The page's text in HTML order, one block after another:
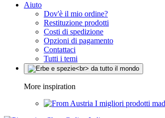
Aiuto
Dov'è il mio ordine?
Restituzione prodotti
Costi di spedizione
Opzioni di pagamento
Contattaci
Tutti i temi
More inspiration
I migliori prodotti